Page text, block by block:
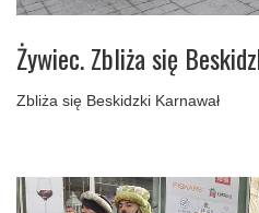
Żywiec. Zbliża się
Zbliża się Beskidzki Karnawał